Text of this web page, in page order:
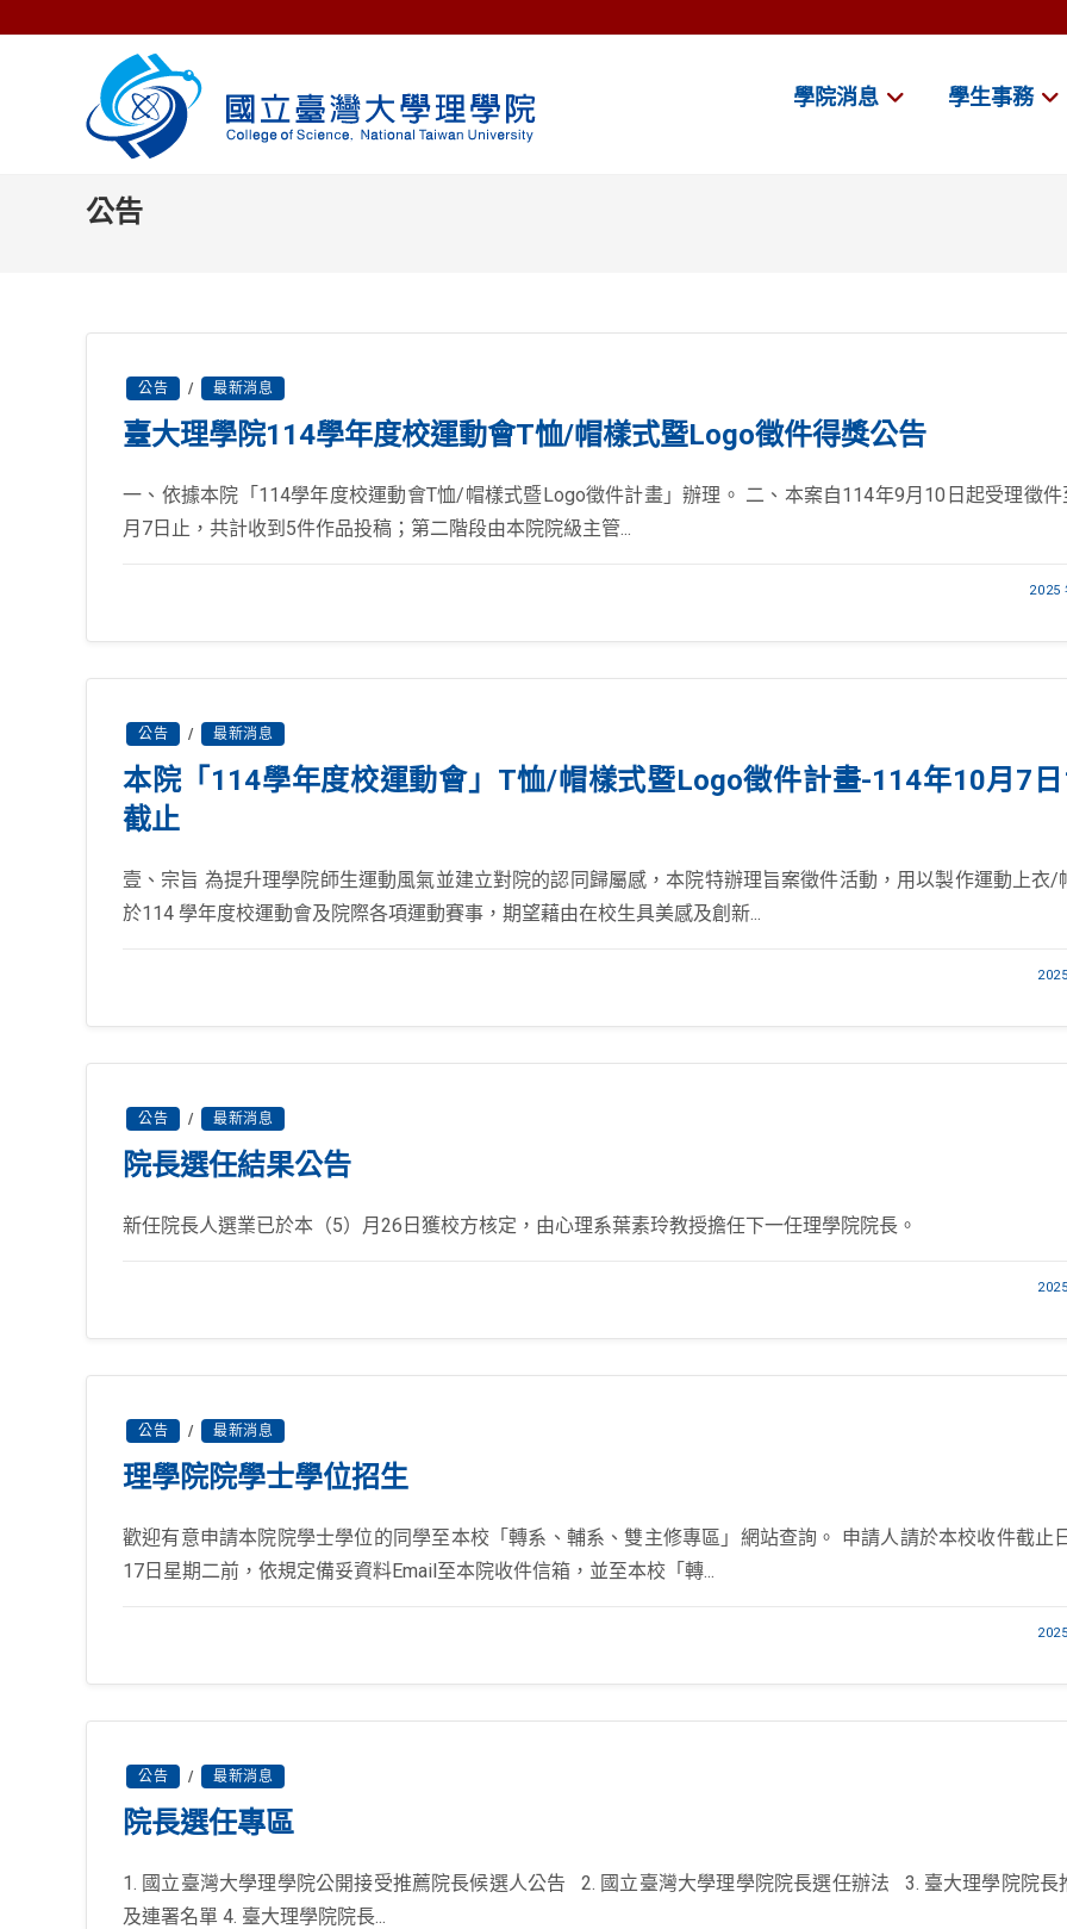
學院消息 學生事務
公告
公告 / 最新消息
臺大理學院114學年度校運動會T恤/帽樣式暨Logo徵件得獎公告
一、依據本院「114學年度校運動會T恤/帽樣式暨Logo徵件計畫」辦理。 二、本案自114年9月10日起受理徵件
月7日止，共計收到5件作品投稿；第二階段由本院院級主管...
2025
公告 / 最新消息
本院「114學年度校運動會」T恤/帽樣式暨Logo徵件計畫-114年10月7
截止
壹、宗旨 為提升理學院師生運動風氣並建立對院的認同歸屬感，本院特辦理旨案徵件活動，用以製作運動上衣/
於114 學年度校運動會及院際各項運動賽事，期望藉由在校生具美感及創新...
公告 / 最新消息
院長選任結果公告
新任院長人選業已於本（5）月26日獲校方核定，由心理系葉素玲教授擔任下一任理學院院長。
公告 / 最新消息
理學院院學士學位招生
歡迎有意申請本院院學士學位的同學至本校「轉系、輔系、雙主修專區」網站查詢。 申請人請於本校收件截止
17日星期二前，依規定備妥資料Email至本院收件信箱，並至本校「轉...
公告 / 最新消息
院長選任專區
1. 國立臺灣大學理學院公開接受推薦院長候選人公告 2. 國立臺灣大學理學院院長選任辦法 3. 臺大理學院院長
及連署名單 4. 臺大理學院院長...